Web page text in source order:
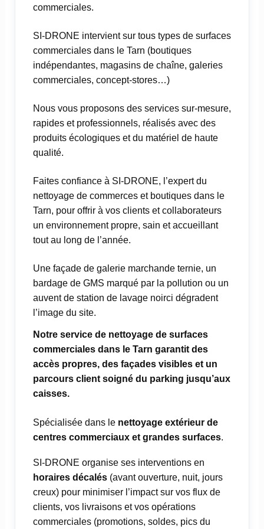
commerciales.
SI-DRONE intervient sur tous types de surfaces
commerciales dans le Tarn (boutiques
indépendantes, magasins de chaîne, galeries
commerciales, concept-stores…)
Nous vous proposons des services sur-mesure,
rapides et professionnels, réalisés avec des
produits écologiques et du matériel de haute
qualité.
Faites confiance à SI-DRONE, l’expert du
nettoyage de commerces et boutiques dans le
Tarn, pour offrir à vos clients et collaborateurs
un environnement propre, sain et accueillant
tout au long de l’année.
Une façade de galerie marchande ternie, un
bardage de GMS marqué par la pollution ou un
auvent de station de lavage noirci dégradent
l’image du site.
Notre service de nettoyage de surfaces
commerciales dans le Tarn garantit des
accès propres, des façades visibles et un
parcours client soigné du parking jusqu’aux
caisses.
Spécialisée dans le nettoyage extérieur de
centres commerciaux et grandes surfaces.
SI-DRONE organise ses interventions en
horaires décalés(avant ouverture, nuit, jours
creux) pour minimiser l’impact sur vos flux de
clients, vos livraisons et vos opérations
commerciales (promotions, soldes, pics du